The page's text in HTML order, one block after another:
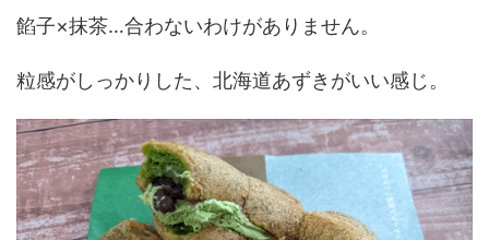
餡子×抹茶…合わないわけがありません。
粒感がしっかりした、北海道あずきがいい感じ。